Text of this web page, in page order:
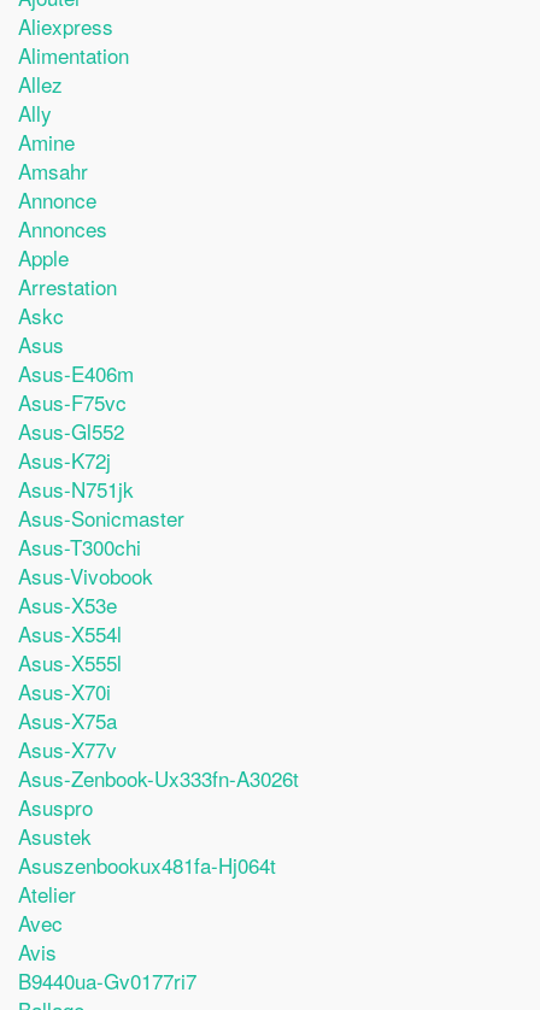
Aliexpress
Alimentation
Allez
Ally
Amine
Amsahr
Annonce
Annonces
Apple
Arrestation
Askc
Asus
Asus-E406m
Asus-F75vc
Asus-Gl552
Asus-K72j
Asus-N751jk
Asus-Sonicmaster
Asus-T300chi
Asus-Vivobook
Asus-X53e
Asus-X554l
Asus-X555l
Asus-X70i
Asus-X75a
Asus-X77v
Asus-Zenbook-Ux333fn-A3026t
Asuspro
Asustek
Asuszenbookux481fa-Hj064t
Atelier
Avec
Avis
B9440ua-Gv0177ri7